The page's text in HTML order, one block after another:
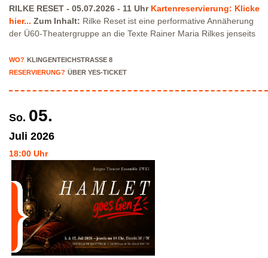
RILKE RESET - 05.07.2026 - 11 Uhr Kartenreservierung: Klicke
hier... Zum Inhalt: Rilke Reset ist eine performative Annäherung
der Ü60-Theatergruppe an die Texte Rainer Maria Rilkes jenseits
verschiedene Räume, Handlungen und Situationen. Texte,
Stimmen, Körper, Objekte und Klang begegnen sich. Dabei tritt
Publikum ist eingeladen, eigene Verbindungen herzustellen und
Bedeutungen zu erspüren.
Programm Hier...
nur über eingeschränkte Parkmöglichkeiten in der
Klingenteichstraße verfügen. Hinweise über Parkmöglichkeiten
findest Du hier:Parkmöglichkeiten_TWHD
Theatersaal im 1. Stock nicht barrierefrei über eine Treppe
erreichbar!Kartenreservierung siehe weiter oben!
WO? KLINGENTEICHSTRASSE 8
RESERVIERUNG? ÜBER YES-TICKET
So. 05.
Juli 2026
18:00 Uhr